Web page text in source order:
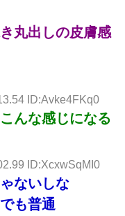
丸出しの皮膚感
ID:Avke4FKq0
んな感じになる
ID:XcxwSqMI0
ないしな
も普通